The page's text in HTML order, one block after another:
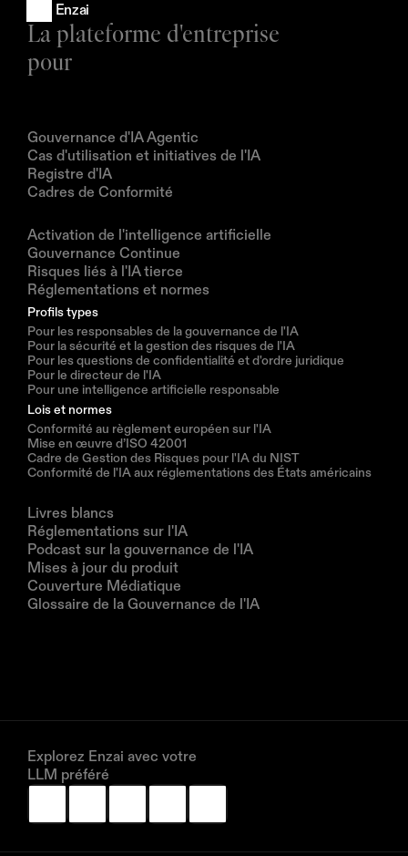
Enzai
La plateforme d'entreprise
pour
Gouvernance d'IA Agentic
Cas d'utilisation et initiatives de l'IA
Registre d'IA
Cadres de Conformité
Activation de l'intelligence artificielle
Gouvernance Continue
Risques liés à l'IA tierce
Réglementations et normes
Profils types
Pour les responsables de la gouvernance de l'IA
Pour la sécurité et la gestion des risques de l'IA
Pour les questions de confidentialité et d'ordre juridique
Pour le directeur de l'IA
Pour une intelligence artificielle responsable
Lois et normes
Conformité au règlement européen sur l'IA
Mise en œuvre d’ISO 42001
Cadre de Gestion des Risques pour l'IA du NIST
Conformité de l'IA aux réglementations des États américains
Livres blancs
Réglementations sur l'IA
Podcast sur la gouvernance de l'IA
Mises à jour du produit
Couverture Médiatique
Glossaire de la Gouvernance de l'IA
Explorez Enzai avec votre
LLM préféré